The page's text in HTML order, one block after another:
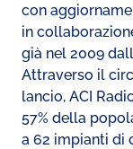
con
in
già nel 2009
Attraverso il
lancio, ACI
57% della
a 62 impianti di